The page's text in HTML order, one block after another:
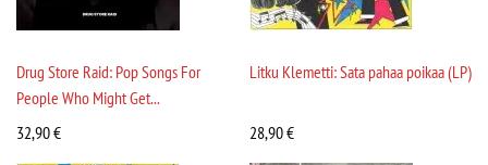
Drug Store Raid: Pop Songs For
People Who Might Get...
32,90€
Litku Klemetti: Sata pahaa poikaa (LP)
28,90€